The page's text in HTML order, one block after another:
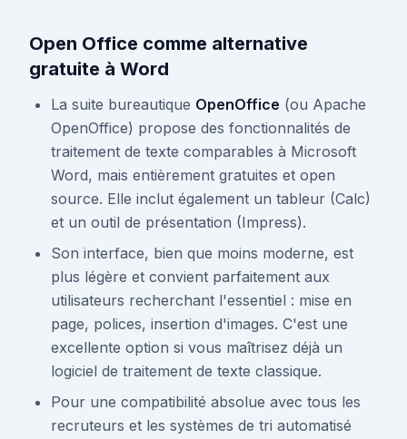
Open Office comme alternative
gratuite à Word
La suite bureautique OpenOffice (ou Apache
OpenOffice) propose des fonctionnalités de
traitement de texte comparables à Microsoft
Word, mais entièrement gratuites et open
source. Elle inclut également un tableur (Calc)
et un outil de présentation (Impress).
Son interface, bien que moins moderne, est
plus légère et convient parfaitement aux
utilisateurs recherchant l'essentiel : mise en
page, polices, insertion d'images. C'est une
excellente option si vous maîtrisez déjà un
logiciel de traitement de texte classique.
Pour une compatibilité absolue avec tous les
recruteurs et les systèmes de tri automatisé